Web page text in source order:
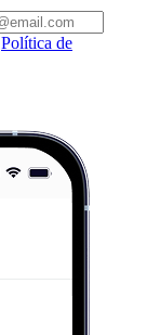
Política de